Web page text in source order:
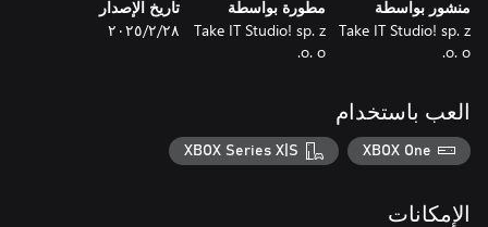
منشور بواسطة
Take IT Studio! sp. z
o. o.
مطورة بواسطة
Take IT Studio! sp. z
o. o.
تاريخ الإصدار
٢٨‏/٢‏/٢٠٢٥
العب باستخدام
XBOX One
XBOX Series X|S
الإمكانات